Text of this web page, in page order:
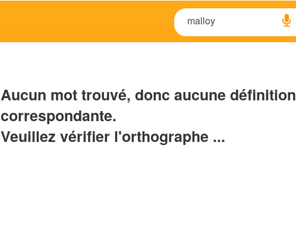
Aucun mot trouvé, donc aucune définition
correspondante.
Veuillez vérifier l'orthographe ...